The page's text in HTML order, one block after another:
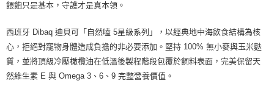
餵飽只是基本，守護才是真本領。
西班牙 Dibaq 迪貝可「自然嗑 5星級系列」，以經典地中海飲食結構為核
心，拒絕對寵物身體造成負擔的非必要添加。堅持 100% 無小麥與玉米麩
質，並將頂級冷壓橄欖油在低溫後製程階段包覆於飼料表面，完美保留天
然維生素 E 與 Omega 3、6、9 完整營養價值。